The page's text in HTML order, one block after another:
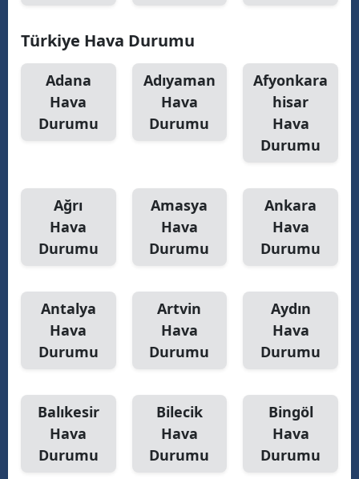
Karabük
Osmaniye
Düzce
Türkiye Hava Durumu
Adana
Hava
Durumu
Adıyaman
Hava
Durumu
Afyonkara
hisar
Hava
Durumu
Ağrı
Hava
Durumu
Amasya
Hava
Durumu
Ankara
Hava
Durumu
Antalya
Hava
Durumu
Artvin
Hava
Durumu
Aydın
Hava
Durumu
Balıkesir
Hava
Durumu
Bilecik
Hava
Durumu
Bingöl
Hava
Durumu